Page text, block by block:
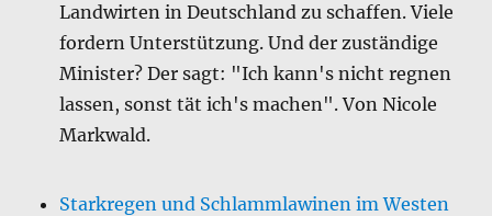
Landwirten in Deutschland zu schaffen. Viele
fordern Unterstützung. Und der zuständige
Minister? Der sagt: "Ich kann's nicht regnen
lassen, sonst tät ich's machen". Von Nicole
Markwald.
Starkregen und Schlammlawinen im Westen